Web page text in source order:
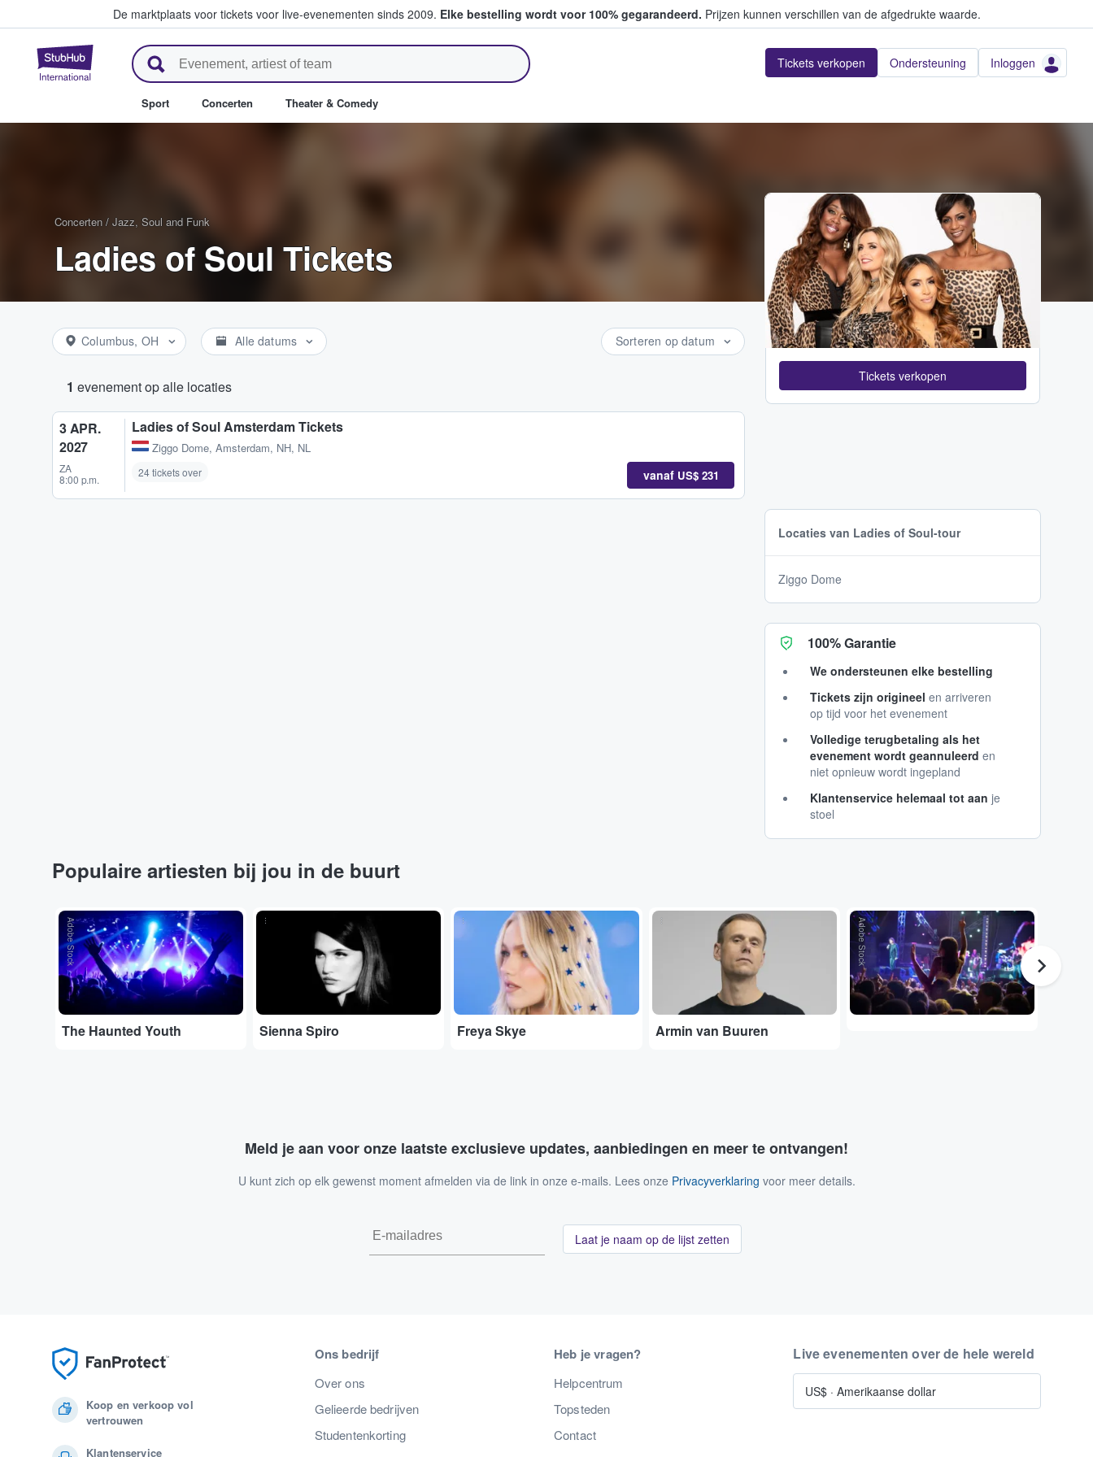
De marktplaats voor tickets voor live-evenementen sinds 2009. Elke bestelling wordt voor 100% gegarandeerd. Prijzen kunnen verschillen van de afgedrukte waarde.
StubHub: waar fans tickets kopen en verkopen Tickets verkopen Ondersteuning Inloggen
Sport Concerten Theater & Comedy
Concerten / Jazz, Soul and Funk
Ladies of Soul Tickets
Columbus, OH Alle datums Sorteren op datum
1 evenement op alle locaties
3 APR.
2027
ZA
8:00 p.m.
Ladies of Soul Amsterdam Tickets
Ziggo Dome, Amsterdam, NH, NL
24 tickets over vanaf US$ 231
Tickets verkopen
Locaties van Ladies of Soul-tour
Ziggo Dome
100% Garantie
We ondersteunen elke bestelling
Tickets zijn origineel en arriveren
op tijd voor het evenement
Volledige terugbetaling als het
evenement wordt geannuleerd en
niet opnieuw wordt ingepland
Klantenservice helemaal tot aan je
stoel
Populaire artiesten bij jou in de buurt
Adobe Stock
The Haunted Youth
...
Sienna Spiro
...
Freya Skye
...
Armin van Buuren
Adobe Stock
Meld je aan voor onze laatste exclusieve updates, aanbiedingen en meer te ontvangen!
U kunt zich op elk gewenst moment afmelden via de link in onze e-mails. Lees onze Privacyverklaring voor meer details.
Laat je naam op de lijst zetten
Koop en verkoop vol
vertrouwen
Klantenservice
Ons bedrijf
Over ons
Gelieerde bedrijven
Studentenkorting
Heb je vragen?
Helpcentrum
Topsteden
Contact
Live evenementen over de hele wereld
US$ ·Amerikaanse dollar